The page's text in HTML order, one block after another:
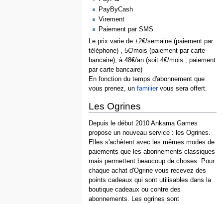
PayByCash
Virement
Paiement par SMS
Le prix varie de ±2€/semaine (paiement par
téléphone) , 5€/mois (paiement par carte
bancaire), à 48€/an (soit 4€/mois ; paiement
par carte bancaire)
En fonction du temps d'abonnement que
vous prenez, un familiervous sera offert.
Les Ogrines
Depuis le début 2010 Ankama Games
propose un nouveau service : les Ogrines.
Elles s'achètent avec les mêmes modes de
paiements que les abonnements classiques
mais permettent beaucoup de choses. Pour
chaque achat d'Ogrine vous recevez des
points cadeaux qui sont utilisables dans la
boutique cadeaux ou contre des
abonnements. Les ogrines sont